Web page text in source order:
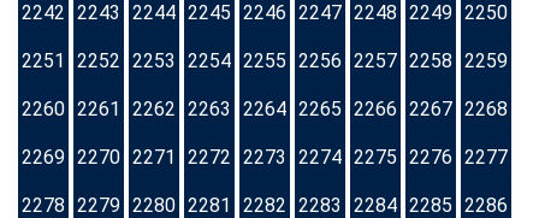
2242 2243 2244 2245 2246 2247 2248 2249 2250
2251 2252 2253 2254 2255 2256 2257 2258 2259
2260 2261 2262 2263 2264 2265 2266 2267 2268
2269 2270 2271 2272 2273 2274 2275 2276 2277
2278 2279 2280 2281 2282 2283 2284 2285 2286